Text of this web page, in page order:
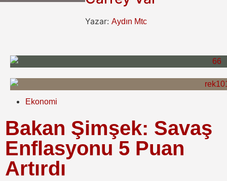
Yazar: Aydın Mtc
Ekonomi
Bakan Şimşek: Savaş
Enflasyonu 5 Puan
Artırdı